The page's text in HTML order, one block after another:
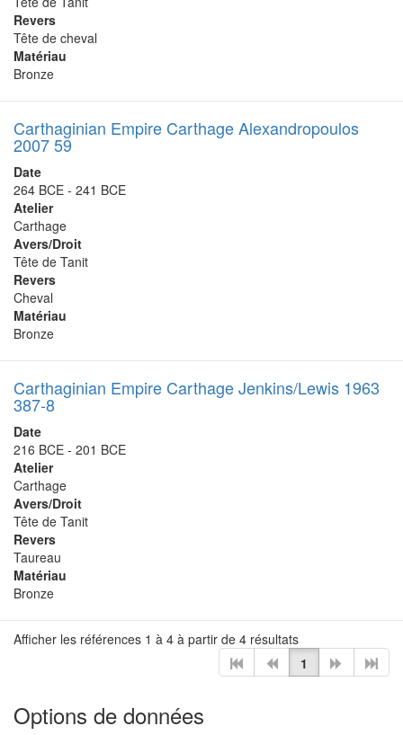
Revers
Tête de cheval
Matériau
Bronze
Carthaginian Empire Carthage Alexandropoulos
2007 59
Date
264 BCE - 241 BCE
Atelier
Carthage
Avers/Droit
Tête de Tanit
Revers
Cheval
Matériau
Bronze
Carthaginian Empire Carthage Jenkins/Lewis 1963
387-8
Date
216 BCE - 201 BCE
Atelier
Carthage
Avers/Droit
Tête de Tanit
Revers
Taureau
Matériau
Bronze
Afficher les références 1 à 4 à partir de 4 résultats
1
Options de données